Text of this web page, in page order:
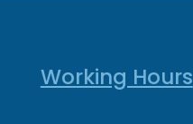
Working Hours